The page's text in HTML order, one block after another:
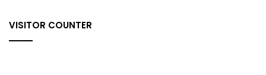
VISITOR COUNTER